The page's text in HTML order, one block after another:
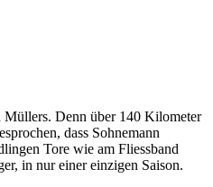
Denn über 140 Kilometer
dass Sohnemann
Tore wie am Fliessband
in nur einer einzigen Saison.